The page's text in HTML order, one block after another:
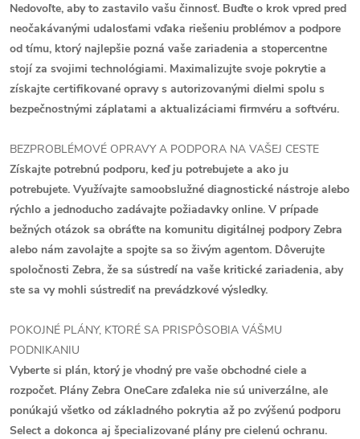
Nedovoľte, aby to zastavilo vašu činnosť. Buďte o krok vpred pred
neočakávanými udalosťami vďaka riešeniu problémov a podpore
od tímu, ktorý najlepšie pozná vaše zariadenia a stopercentne
stojí za svojimi technológiami. Maximalizujte svoje pokrytie a
získajte certifikované opravy s autorizovanými dielmi spolu s
bezpečnostnými záplatami a aktualizáciami firmvéru a softvéru.
BEZPROBLÉMOVÉ OPRAVY A PODPORA NA VAŠEJ CESTE
Získajte potrebnú podporu, keď ju potrebujete a ako ju
potrebujete. Využívajte samoobslužné diagnostické nástroje alebo
rýchlo a jednoducho zadávajte požiadavky online. V prípade
bežných otázok sa obráťte na komunitu digitálnej podpory Zebra
alebo nám zavolajte a spojte sa so živým agentom. Dôverujte
spoločnosti Zebra, že sa sústredí na vaše kritické zariadenia, aby
ste sa vy mohli sústrediť na prevádzkové výsledky.
POKOJNÉ PLÁNY, KTORÉ SA PRISPÔSOBIA VÁŠMU
PODNIKANIU
Vyberte si plán, ktorý je vhodný pre vaše obchodné ciele a
rozpočet. Plány Zebra OneCare zďaleka nie sú univerzálne, ale
ponúkajú všetko od základného pokrytia až po zvýšenú podporu
Select a dokonca aj špecializované plány pre cielenú ochranu.